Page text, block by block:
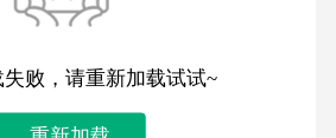
败，请重新加载试试~